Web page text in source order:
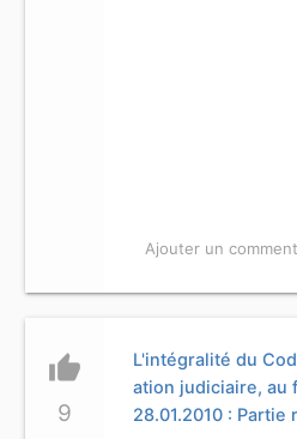
Ajouter un
thumb_up
9
L'intégralité du
ation judiciaire, au
28.01.2010 :